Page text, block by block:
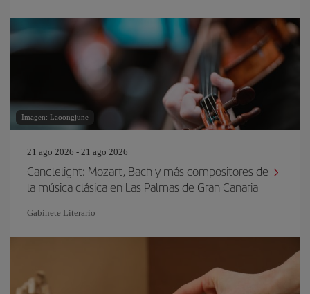
Imagen: Laoongjune
21 ago 2026 - 21 ago 2026
Candlelight: Mozart, Bach y más compositores de
la música clásica en Las Palmas de Gran Canaria
Gabinete Literario